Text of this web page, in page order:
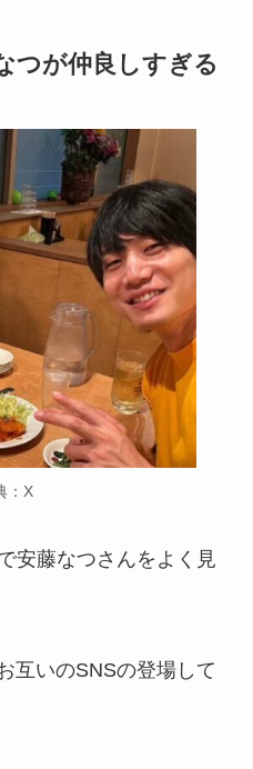
つが仲良しすぎる
：X
安藤なつさんをよく見
互いのSNSの登場して